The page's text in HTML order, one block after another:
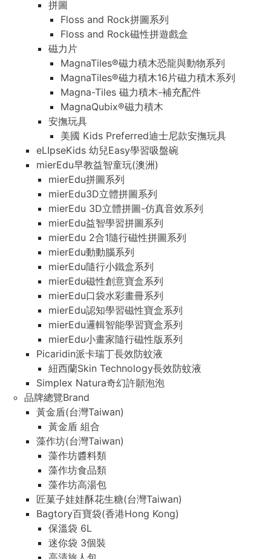
拼圖
Floss and Rock拼圖系列
Floss and Rock磁性拼遊戲盒
磁力片
MagnaTiles®磁力積木恐龍與動物系列
MagnaTiles®磁力積木16片磁力積木系列
Magna-Tiles 磁力積木-補充配件
MagnaQubix®磁力積木
安撫玩具
美國 Kids Preferred迪士尼款安撫玩具
eLIpseKids 幼兒Easy學習吸盤碗
mierEdu早教益智童玩(澳洲)
mierEdu拼圖系列
mierEdu3D立體拼圖系列
mierEdu 3D立體拼圖-仿真音效系列
mierEdu益智學習拼圖系列
mierEdu 2合1隨行磁性拼圖系列
mierEdu動動腦系列
mierEdu隨行小鐵盒系列
mierEdu磁性創意寶盒系列
mierEdu口袋水彩畫冊系列
mierEdu認知學習磁性寶盒系列
mierEdu邏輯智能學習寶盒系列
mierEdu小畫家隨行磁性版系列
Picaridin派卡瑞丁長效防蚊液
紐西蘭Skin Technology長效防蚊液
Simplex Natura奇幻許願泡泡
品牌總覽Brand
黃金盾(台灣Taiwan)
黃金盾 組合
藻作坊(台灣Taiwan)
藻作坊醬料類
藻作坊食品類
藻作坊高湯包
匠菓子娃娃酥花生糖(台灣Taiwan)
Bagtory百寶袋(香港Hong Kong)
保溫袋 6L
迷你袋 3個裝